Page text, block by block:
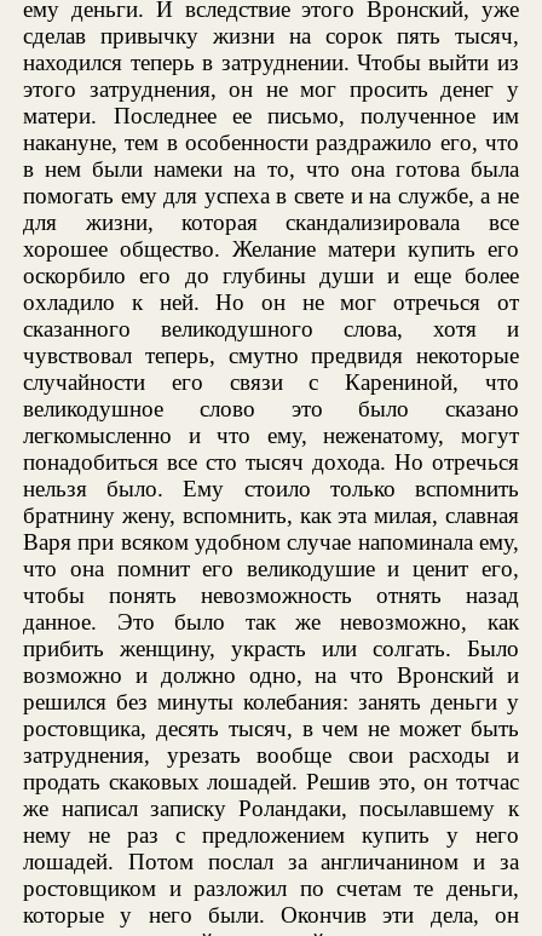
ему деньги. И вследствие этого Вронский, уже
сделав привычку жизни на сорок пять тысяч,
находился теперь в затруднении. Чтобы выйти из
этого затруднения, он не мог просить денег у
матери. Последнее ее письмо, полученное им
накануне, тем в особенности раздражило его, что
в нем были намеки на то, что она готова была
помогать ему для успеха в свете и на службе, а не
для жизни, которая скандализировала все
хорошее общество. Желание матери купить его
оскорбило его до глубины души и еще более
охладило к ней. Но он не мог отречься от
сказанного великодушного слова, хотя и
чувствовал теперь, смутно предвидя некоторые
случайности его связи с Карениной, что
великодушное слово это было сказано
легкомысленно и что ему, неженатому, могут
понадобиться все сто тысяч дохода. Но отречься
нельзя было. Ему стоило только вспомнить
братнину жену, вспомнить, как эта милая, славная
Варя при всяком удобном случае напоминала ему,
что она помнит его великодушие и ценит его,
чтобы понять невозможность отнять назад
данное. Это было так же невозможно, как
прибить женщину, украсть или солгать. Было
возможно и должно одно, на что Вронский и
решился без минуты колебания: занять деньги у
ростовщика, десять тысяч, в чем не может быть
затруднения, урезать вообще свои расходы и
продать скаковых лошадей. Решив это, он тотчас
же написал записку Роландаки, посылавшему к
нему не раз с предложением купить у него
лошадей. Потом послал за англичанином и за
ростовщиком и разложил по счетам те деньги,
которые у него были. Окончив эти дела, он